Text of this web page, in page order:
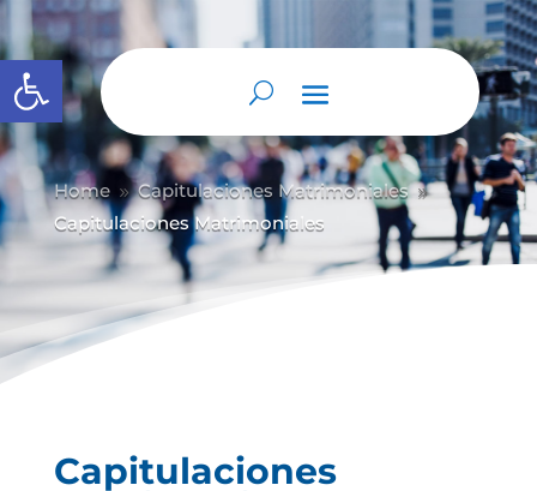
Abrir barra de herramientas
Home 9 Capitulaciones Matrimoniales 9
Capitulaciones Matrimoniales
Capitulaciones